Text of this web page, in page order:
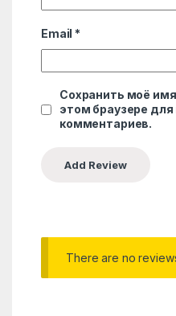
Email *
Сохранить моё
этом браузере
комментариев.
There are no